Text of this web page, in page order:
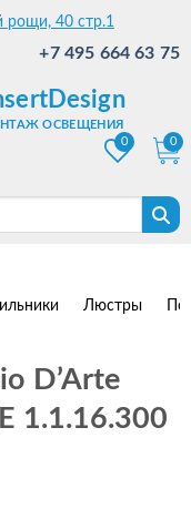
рощи, 40 стр.1
+7 495 664 63 75
ОСВЕЩЕНИЯ
0
0
Люстры
D’Arte
1.1.16.300